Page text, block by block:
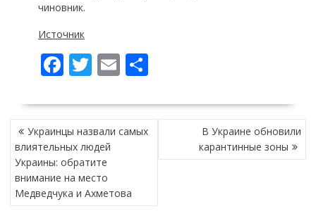
чиновник.
Источник
F
e
b
o
o
k
T
itt
er
E
ai
l
П
ді
л
и
и
НАВІГАЦІЯ
ЗАПИСІВ
Украинцы назвали самых
влиятельных людей
Украины: обратите
внимание на место
Медведчука и Ахметова
В Украине обновили
карантинные зоны